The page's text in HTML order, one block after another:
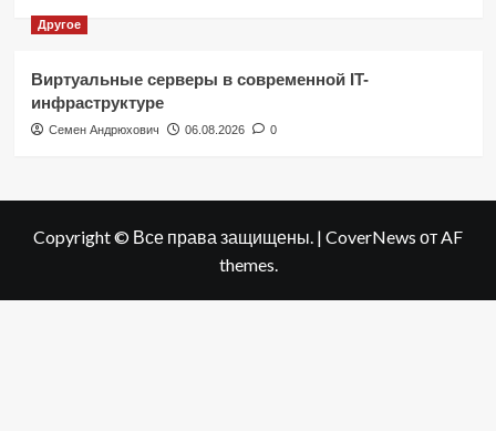
Другое
Виртуальные серверы в современной IT-
инфраструктуре
Семен Андрюхович 06.08.2026 0
Copyright © Все права защищены. | CoverNews от AF
themes.